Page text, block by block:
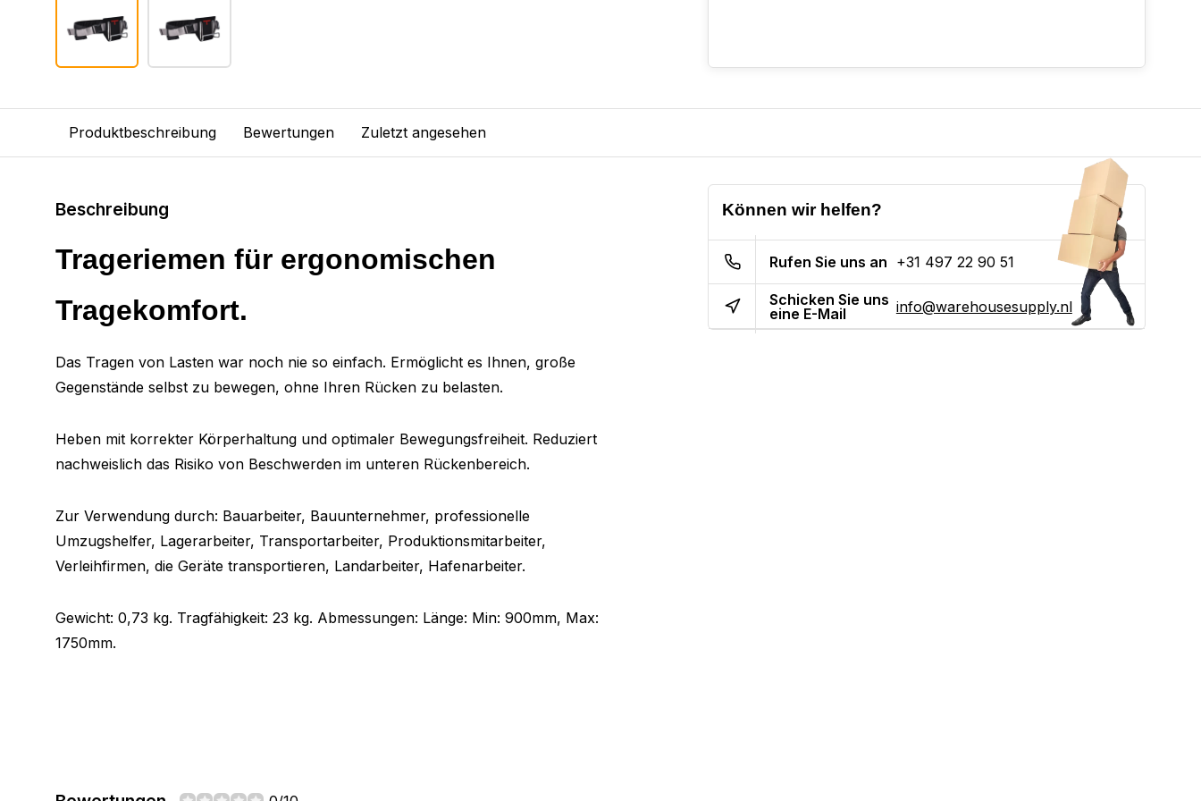
Produktbeschreibung Bewertungen Zuletzt angesehen
Beschreibung
Trageriemen für ergonomischen
Tragekomfort.
Das Tragen von Lasten war noch nie so einfach. Ermöglicht es Ihnen, große
Gegenstände selbst zu bewegen, ohne Ihren Rücken zu belasten.
Heben mit korrekter Körperhaltung und optimaler Bewegungsfreiheit. Reduziert
nachweislich das Risiko von Beschwerden im unteren Rückenbereich.
Zur Verwendung durch: Bauarbeiter, Bauunternehmer, professionelle
Umzugshelfer, Lagerarbeiter, Transportarbeiter, Produktionsmitarbeiter,
Verleihfirmen, die Geräte transportieren, Landarbeiter, Hafenarbeiter.
Gewicht: 0,73 kg. Tragfähigkeit: 23 kg. Abmessungen: Länge: Min: 900mm, Max:
1750mm.
Können wir helfen?
Rufen Sie uns an +31 497 22 90 51
Schicken Sie uns
eine E-Mail
info@warehousesupply.nl